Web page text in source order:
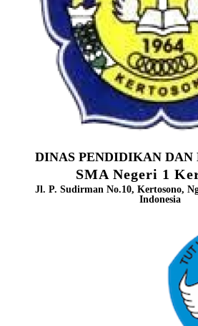
DINAS PENDIDIKAN DAN
SMA Negeri 1
Jl. P. Sudirman No.10, Kertosono,
Indonesia